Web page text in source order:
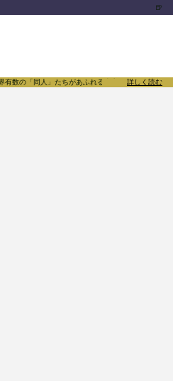
🍺
ちがあふれる東方Projectについて発信するメデ
詳しく読む